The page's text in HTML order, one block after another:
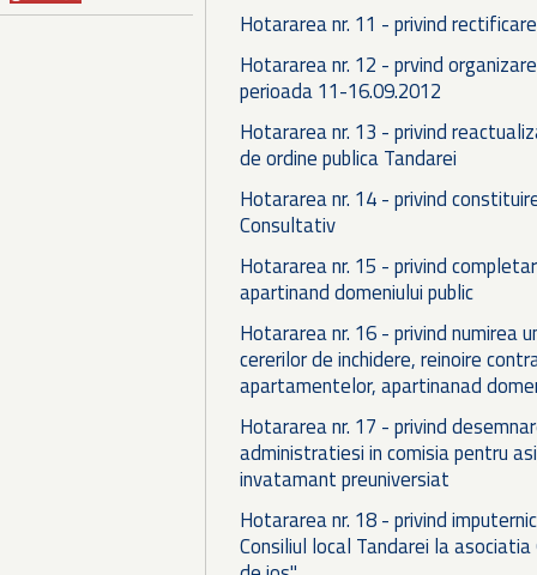
Hotararea nr. 11 - privind
Hotararea nr. 12 - prvind
perioada 11-16.09.2012
Hotararea nr. 13 - privind
de ordine publica Tandarei
Hotararea nr. 14 - privind
Consultativ
Hotararea nr. 15 - privind
apartinand domeniului public
Hotararea nr. 16 - privind numirea
cererilor de inchidere, reinoire
apartamentelor, apartinanad
Hotararea nr. 17 - privind
administratiesi in comisia pentru
invatamant preuniversiat
Hotararea nr. 18 - privind
Consiliul local Tandarei la